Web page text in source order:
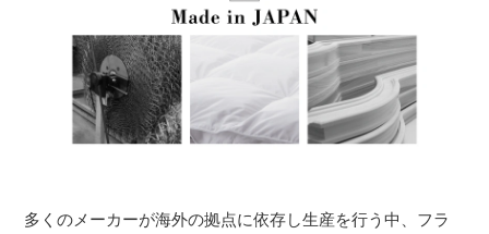
多くのメーカーが海外の拠点に依存し生産を行う中、フラ